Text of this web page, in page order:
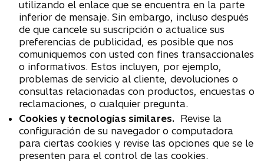
utilizando el enlace que se encuentra en la parte
inferior de mensaje. Sin embargo, incluso después
de que cancele su suscripción o actualice sus
preferencias de publicidad, es posible que nos
comuniquemos con usted con fines transaccionales
o informativos. Estos incluyen, por ejemplo,
problemas de servicio al cliente, devoluciones o
consultas relacionadas con productos, encuestas o
reclamaciones, o cualquier pregunta.
Cookies y tecnologías similares. Revise la
configuración de su navegador o computadora
para ciertas cookies y revise las opciones que se le
presenten para el control de las cookies.